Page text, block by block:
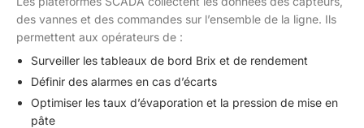
des vannes et des commandes sur l’ensemble de la ligne. Ils
permettent aux opérateurs de :
Surveiller les tableaux de bord Brix et de rendement
Définir des alarmes en cas d’écarts
Optimiser les taux d’évaporation et la pression de mise en
pâte